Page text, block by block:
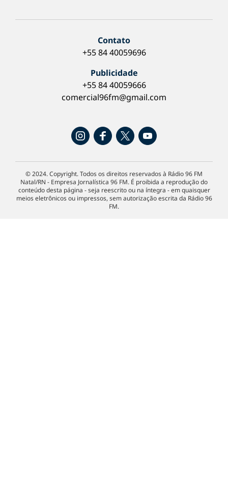
Contato
+55 84 40059696
Publicidade
+55 84 40059666
comercial96fm@gmail.com
© 2024. Copyright. Todos os direitos reservados à Rádio 96 FM
Natal/RN - Empresa Jornalística 96 FM. É proibida a reprodução do
conteúdo desta página - seja reescrito ou na íntegra - em quaisquer
meios eletrônicos ou impressos, sem autorização escrita da Rádio 96
FM.